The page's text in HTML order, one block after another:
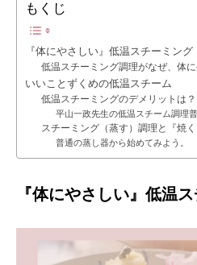
もくじ
『体にやさしい』低温スチーミング
低温スチーミング調理がなぜ、体
いいことずくめの低温スチーム
低温スチーミングのデメリットは？
平山一政先生の低温スチーム調理
スチーミング（蒸す）調理と『焼
普通の蒸し器から始めてみよう。
『体にやさしい』低温